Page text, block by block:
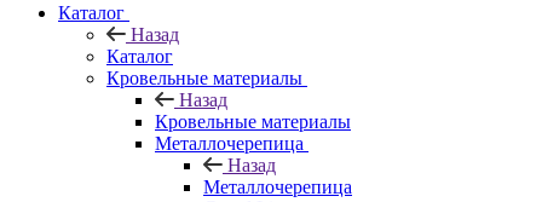
Каталог
Назад
Каталог
Кровельные материалы
Назад
Кровельные материалы
Металлочерепица
Назад
Металлочерепица